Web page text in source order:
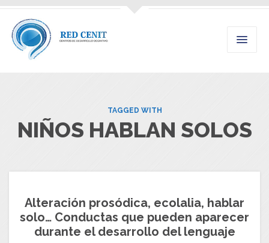
TAGGED WITH
NIÑOS HABLAN SOLOS
Alteración prosódica, ecolalia, hablar
solo… Conductas que pueden aparecer
durante el desarrollo del lenguaje